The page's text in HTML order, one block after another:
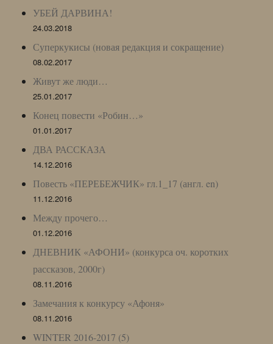
УБЕЙ ДАРВИНА!
24.03.2018
Суперкукисы (новая редакция и сокращение)
08.02.2017
Живут же люди…
25.01.2017
Конец повести «Робин…»
01.01.2017
ДВА РАССКАЗА
14.12.2016
Повесть «ПЕРЕБЕЖЧИК» гл.1_17 (англ. en)
11.12.2016
Между прочего…
01.12.2016
ДНЕВНИК «АФОНИ» (конкурса оч. коротких
рассказов, 2000г)
08.11.2016
Замечания к конкурсу «Афоня»
08.11.2016
WINTER 2016-2017 (5)